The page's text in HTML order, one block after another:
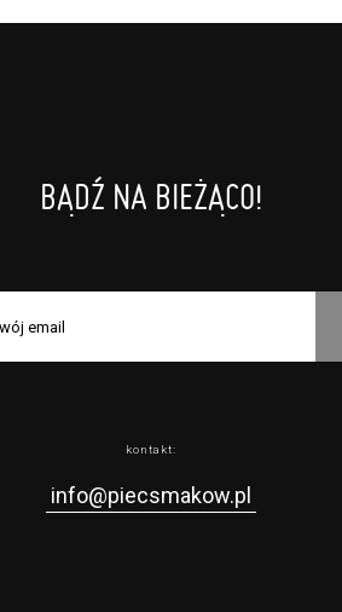
BĄDŹ NA BIEŻĄCO!
kontakt:
info@piecsmakow.pl